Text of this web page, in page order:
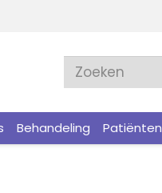
Behandeling Patiënten